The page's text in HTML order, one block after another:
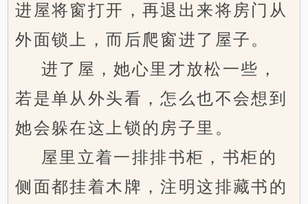
进屋将窗打开，再退出来将房门从
外面锁上，而后爬窗进了屋子。
进了屋，她心里才放松一些，
若是单从外头看，怎么也不会想到
她会躲在这上锁的房子里。
屋里立着一排排书柜，书柜的
侧面都挂着木牌，注明这排藏书的